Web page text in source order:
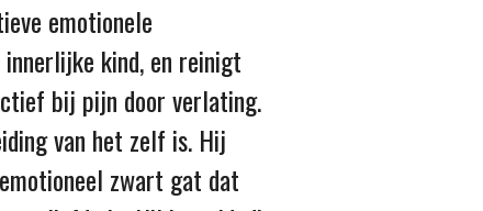
emotionele
kind, en reinigt
bij pijn door verlating.
van het zelf is. Hij
zwart gat dat